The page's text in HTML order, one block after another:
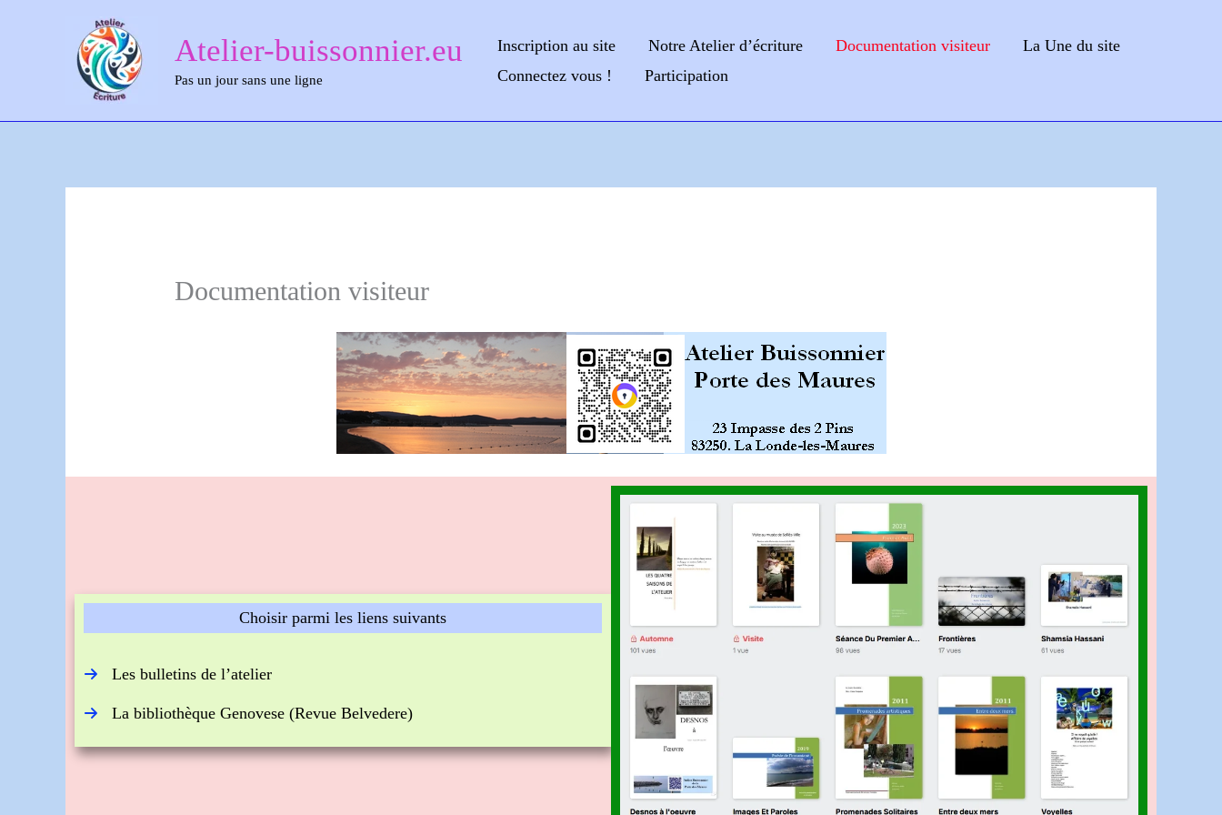
Atelier-buissonnier.eu
Pas un jour sans une ligne
Inscription au site Notre Atelier d’écriture Documentation visiteur
La Une du site
Connectez vous !
Participation
Documentation visiteur
Choisir parmi les liens suivants
Les bulletins de l’atelier
La bibliothèque Genovese (Revue Belvedere)